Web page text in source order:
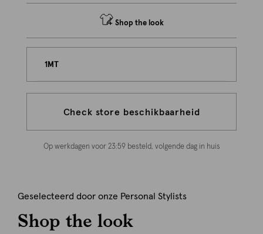
Shop the look
1MT
Check store beschikbaarheid
Op werkdagen voor 23:59 besteld, volgende dag in huis
Geselecteerd door onze Personal Stylists
Shop the look